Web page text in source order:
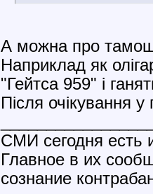
А можна про
Наприклад як
"Гейтса 959" і
Після очікування у
СМИ сегодня есть
Главное в их
сознание